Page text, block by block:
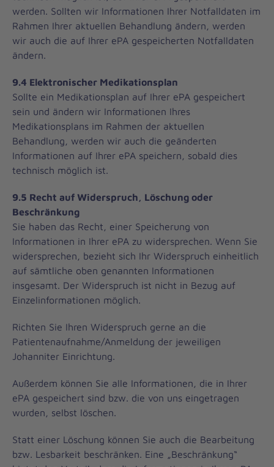
werden. Sollten wir Informationen Ihrer Notfalldaten im
Rahmen Ihrer aktuellen Behandlung ändern, werden
wir auch die auf Ihrer ePA gespeicherten Notfalldaten
ändern.
9.4 Elektronischer Medikationsplan
Sollte ein Medikationsplan auf Ihrer ePA gespeichert
sein und ändern wir Informationen Ihres
Medikationsplans im Rahmen der aktuellen
Behandlung, werden wir auch die geänderten
Informationen auf Ihrer ePA speichern, sobald dies
technisch möglich ist.
9.5 Recht auf Widerspruch, Löschung oder
Beschränkung
Sie haben das Recht, einer Speicherung von
Informationen in Ihrer ePA zu widersprechen. Wenn Sie
widersprechen, bezieht sich Ihr Widerspruch einheitlich
auf sämtliche oben genannten Informationen
insgesamt. Der Widerspruch ist nicht in Bezug auf
Einzelinformationen möglich.
Richten Sie Ihren Widerspruch gerne an die
Patientenaufnahme/Anmeldung der jeweiligen
Johanniter Einrichtung.
Außerdem können Sie alle Informationen, die in Ihrer
ePA gespeichert sind bzw. die von uns eingetragen
wurden, selbst löschen.
Statt einer Löschung können Sie auch die Bearbeitung
bzw. Lesbarkeit beschränken. Eine „Beschränkung“